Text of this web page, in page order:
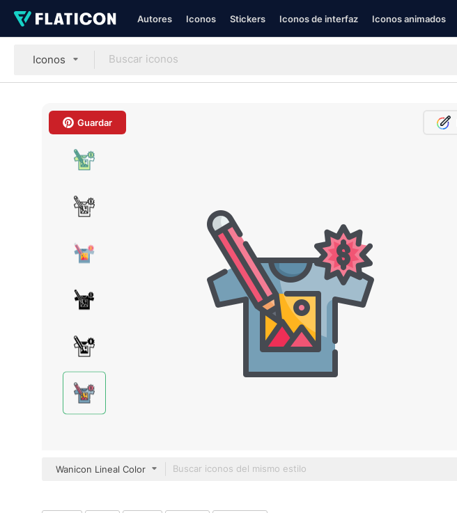
Autores Iconos Stickers Iconos de interfaz Iconos animados
Iconos
Guardar
Wanicon Lineal Color